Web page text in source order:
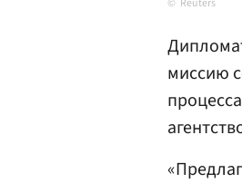
Reuters
миссию